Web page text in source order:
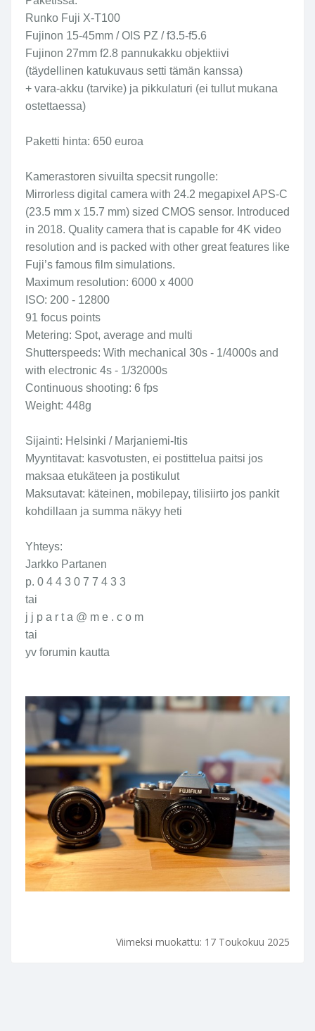
Runko Fuji X-T100
Fujinon 15-45mm / OIS PZ / f3.5-f5.6
Fujinon 27mm f2.8 pannukakku objektiivi
(täydellinen katukuvaus setti tämän kanssa)
+ vara-akku (tarvike) ja pikkulaturi (ei tullut mukana
ostettaessa)
Paketti hinta: 650 euroa
Kamerastoren sivuilta specsit rungolle:
Mirrorless digital camera with 24.2 megapixel APS-C
(23.5 mm x 15.7 mm) sized CMOS sensor. Introduced
in 2018. Quality camera that is capable for 4K video
resolution and is packed with other great features like
Fuji’s famous film simulations.
Maximum resolution: 6000 x 4000
ISO: 200 - 12800
91 focus points
Metering: Spot, average and multi
Shutterspeeds: With mechanical 30s - 1/4000s and
with electronic 4s - 1/32000s
Continuous shooting: 6 fps
Weight: 448g
Sijainti: Helsinki / Marjaniemi-Itis
Myyntitavat: kasvotusten, ei postittelua paitsi jos
maksaa etukäteen ja postikulut
Maksutavat: käteinen, mobilepay, tilisiirto jos pankit
kohdillaan ja summa näkyy heti
Yhteys:
Jarkko Partanen
p. 0 4 4 3 0 7 7 4 3 3
tai
j j p a r t a @ m e . c o m
tai
yv forumin kautta
Viimeksi muokattu: 17 Toukokuu 2025